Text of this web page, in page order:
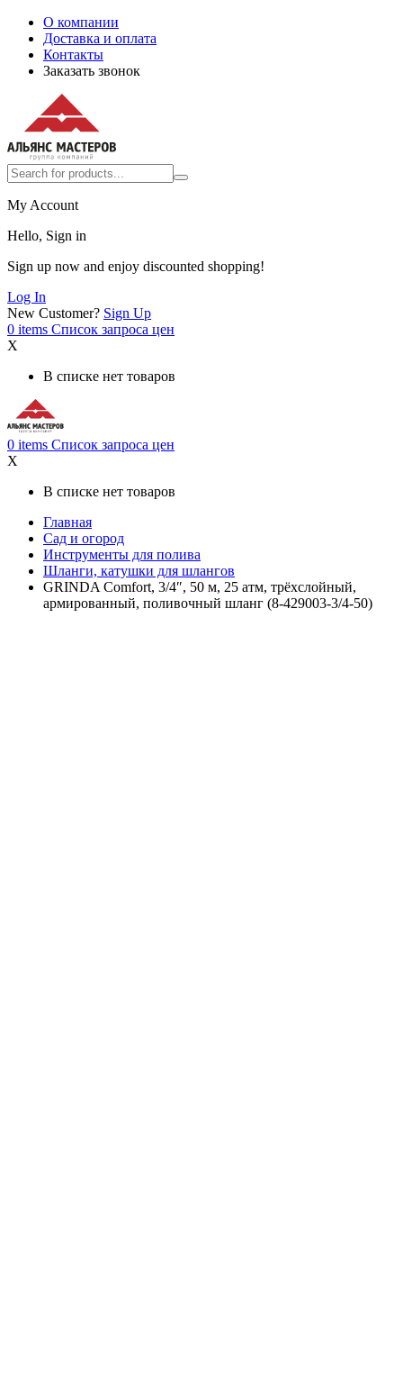
О компании
Доставка и оплата
Контакты
Заказать звонок
My Account
Hello, Sign in
Sign up now and enjoy discounted shopping!
Log In
New Customer? Sign Up
0 items Список запроса цен
X
В списке нет товаров
0 items Список запроса цен
X
В списке нет товаров
Главная
Сад и огород
Инструменты для полива
Шланги, катушки для шлангов
GRINDA Comfort, 3/4″, 50 м, 25 атм, трёхслойный,
армированный, поливочный шланг (8-429003-3/4-50)